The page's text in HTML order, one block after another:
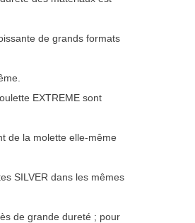
de grands formats
EXTREME sont
de la molette elle-même
SILVER dans les mêmes
de grande dureté ; pour